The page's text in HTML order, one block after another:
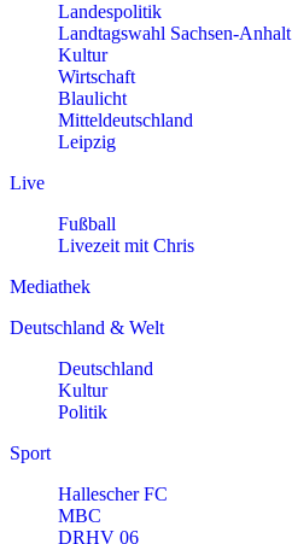
Landespolitik
Landtagswahl Sachsen-Anhalt
Kultur
Wirtschaft
Blaulicht
Mitteldeutschland
Leipzig
Live
Fußball
Livezeit mit Chris
Mediathek
Deutschland & Welt
Deutschland
Kultur
Politik
Sport
Hallescher FC
MBC
DRHV 06